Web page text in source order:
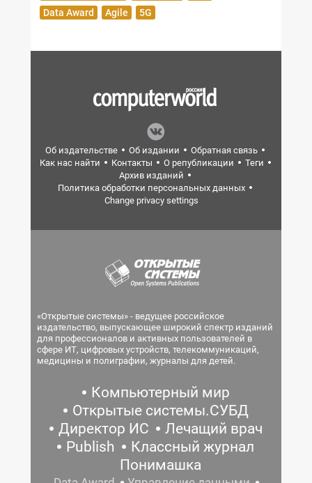
Data Award
Agile 5G
Об издательстве Об издании
Обратная связь
Как нас найти
Контакты О републикации
Теги
Архив изданий
Политика обработки персональных данных
Change privacy settings
«Открытые системы» - ведущее российское
издательство, выпускающее широкий спектр изданий
для профессионалов и активных пользователей в
сфере ИТ, цифровых устройств, телекоммуникаций,
медицины и полиграфии, журналы для детей.
Компьютерный мир
Открытые системы.СУБД
Директор ИС
Лечащий врач
Publish
Классный журнал
Понимашка